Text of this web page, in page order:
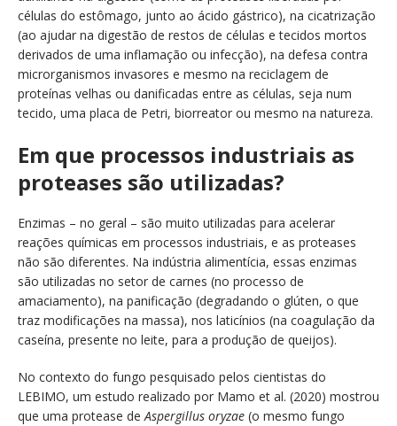
células do estômago, junto ao ácido gástrico), na cicatrização
(ao ajudar na digestão de restos de células e tecidos mortos
derivados de uma inflamação ou infecção), na defesa contra
microrganismos invasores e mesmo na reciclagem de
proteínas velhas ou danificadas entre as células, seja num
tecido, uma placa de Petri, biorreator ou mesmo na natureza.
Em que processos industriais as
proteases são utilizadas?
Enzimas – no geral – são muito utilizadas para acelerar
reações químicas em processos industriais, e as proteases
não são diferentes. Na indústria alimentícia, essas enzimas
são utilizadas no setor de carnes (no processo de
amaciamento), na panificação (degradando o glúten, o que
traz modificações na massa), nos laticínios (na coagulação da
caseína, presente no leite, para a produção de queijos).
No contexto do fungo pesquisado pelos cientistas do
LEBIMO, um estudo realizado por Mamo et al. (2020) mostrou
que uma protease deAspergillus oryzae (o mesmo fungo